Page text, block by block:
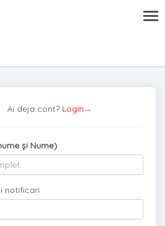
Ai deja cont? Login→
și Nume)
notificari